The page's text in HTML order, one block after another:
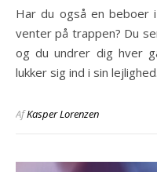
Har du også en beboer i din opgang, der ofte sidder og
venter på trappen? Du
og du undrer dig hver
lukker sig ind i sin
AfKasper Lorenzen